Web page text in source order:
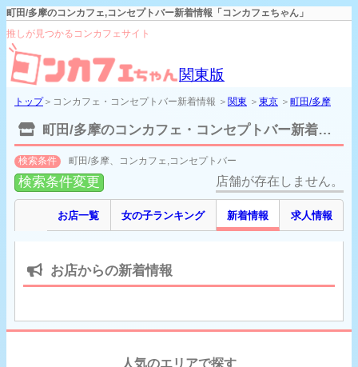
町田/多摩のコンカフェ,コンセプトバー新着情報「コンカフェちゃん」
推しが見つかるコンカフェサイト
関東版
トップ＞コンカフェ・コンセプトバー新着情報 ＞ 関東 ＞ 東京 ＞ 町田/多摩
町田/多摩のコンカフェ・コンセプトバー新着情報
検索条件 町田/多摩、コンカフェ,コンセプトバー
店舗が存在しません。
検索条件変更
お店一覧 女の子ランキング 新着情報 求人情報
お店からの新着情報
人気のエリアで探す